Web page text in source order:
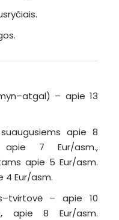
– apie 13
apie 8
apie 7 Eur/asm.,
apie 5 Eur/asm.
4 Eur/asm.
– apie 10
apie 8 Eur/asm.